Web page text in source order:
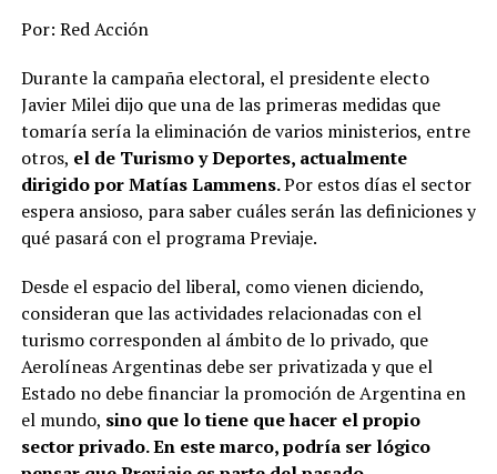
Por: Red Acción
Durante la campaña electoral, el presidente electo
Javier Milei dijo que una de las primeras medidas que
tomaría sería la eliminación de varios ministerios, entre
otros, el de Turismo y Deportes, actualmente
dirigido por Matías Lammens.Por estos días el sector
espera ansioso, para saber cuáles serán las definiciones y
qué pasará con el programa Previaje.
Desde el espacio del liberal, como vienen diciendo,
consideran que las actividades relacionadas con el
turismo corresponden al ámbito de lo privado, que
Aerolíneas Argentinas debe ser privatizada y que el
Estado no debe financiar la promoción de Argentina en
el mundo, sino que lo tiene que hacer el propio
sector privado. En este marco, podría ser lógico